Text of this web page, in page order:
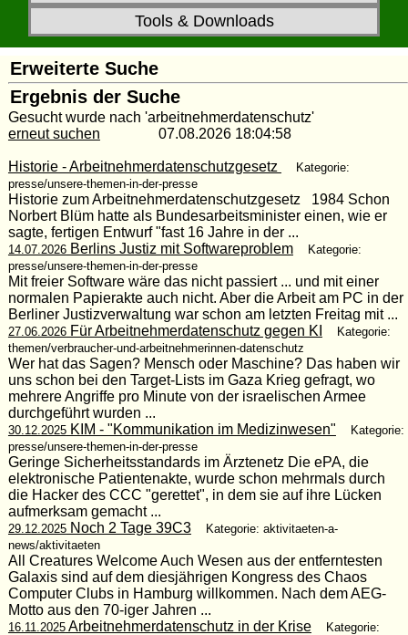
Tools & Downloads
Erweiterte Suche
Ergebnis der Suche
Gesucht wurde nach 'arbeitnehmerdatenschutz'
erneut suchen 07.08.2026 18:04:58
Historie - Arbeitnehmerdatenschutzgesetz
Kategorie:
presse/unsere-themen-in-der-presse
Historie zum Arbeitnehmerdatenschutzgesetz 1984 Schon
Norbert Blüm hatte als Bundesarbeitsminister einen, wie er
sagte, fertigen Entwurf "fast 16 Jahre in der ...
14.07.2026Berlins Justiz mit Softwareproblem
Kategorie:
presse/unsere-themen-in-der-presse
Mit freier Software wäre das nicht passiert ... und mit einer
normalen Papierakte auch nicht. Aber die Arbeit am PC in der
Berliner Justizverwaltung war schon am letzten Freitag mit ...
27.06.2026Für Arbeitnehmerdatenschutz gegen KI
Kategorie:
themen/verbraucher-und-arbeitnehmerinnen-datenschutz
Wer hat das Sagen? Mensch oder Maschine? Das haben wir
uns schon bei den Target-Lists im Gaza Krieg gefragt, wo
mehrere Angriffe pro Minute von der israelischen Armee
durchgeführt wurden ...
30.12.2025KIM - "Kommunikation im Medizinwesen"
Kategorie:
presse/unsere-themen-in-der-presse
Geringe Sicherheitsstandards im Ärztenetz Die ePA, die
elektronische Patientenakte, wurde schon mehrmals durch
die Hacker des CCC "gerettet", in dem sie auf ihre Lücken
aufmerksam gemacht ...
29.12.2025Noch 2 Tage 39C3
Kategorie: aktivitaeten-a-
news/aktivitaeten
All Creatures Welcome Auch Wesen aus der entferntesten
Galaxis sind auf dem diesjährigen Kongress des Chaos
Computer Clubs in Hamburg willkommen. Nach dem AEG-
Motto aus den 70-iger Jahren ...
16.11.2025Arbeitnehmerdatenschutz in der Krise
Kategorie: